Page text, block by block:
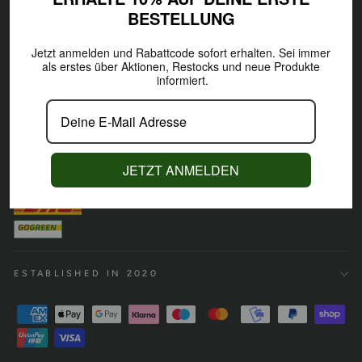
ARE YOU #IAMTREELETIC, TOO?
ESTABLISHED IN 2020
BESTELLUNG
Jetzt anmelden und Rabattcode sofort erhalten. Sei immer
als erstes über Aktionen, Restocks und neue Produkte
informiert.
JETZT ANMELDEN